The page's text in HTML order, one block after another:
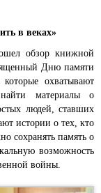
в веках»
обзор книжной
Дню памяти
охватывают
материалы о
людей, ставших
истории о тех, кто
сохранять память о
возможность
войны.